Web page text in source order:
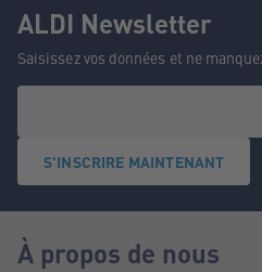
ALDI Newsletter
Saisissez vos données et ne
S'INSCRIRE MAINTENANT
À propos de nous